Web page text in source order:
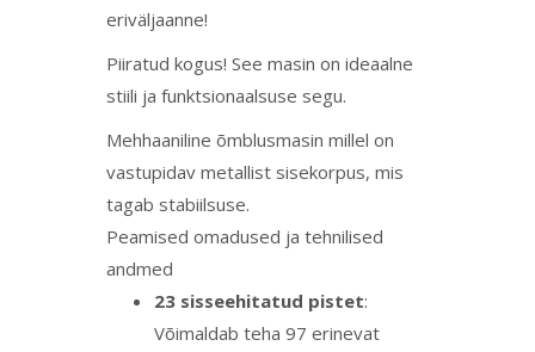
eriväljaanne!
Piiratud kogus! See masin on ideaalne
stiili ja funktsionaalsuse segu.
Mehhaaniline õmblusmasin millel on
vastupidav metallist sisekorpus, mis
tagab stabiilsuse.
Peamised omadused ja tehnilised
andmed
23 sisseehitatud pistet:
Võimaldab teha 97 erinevat